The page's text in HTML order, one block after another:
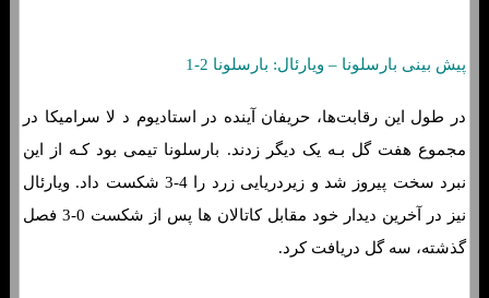
پیش بینی بارسلونا – ویارئال: بارسلونا 2-1
در طول این رقابت‌ها، حریفان آینده در استادیوم د لا سرامیکا در
مجموع هفت گل بـه یک دیگر زدند. بارسلونا تیمی بود کـه از این
نبرد سخت پیروز شد و زیردریایی زرد را 4-3 شکست داد. ویارئال
نیز در آخرین دیدار خود مقابل کاتالان ها پس از شکست 0-3 فصل
گذشته، سه گل دریافت کرد.